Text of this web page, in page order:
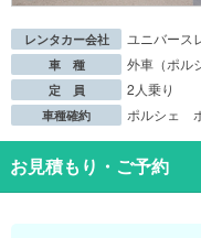
レンタカー会社 ユニバース
車 種 外車（ポル
定 員 2人乗り
車種確約 ポルシェ
お見積もり・ご予約